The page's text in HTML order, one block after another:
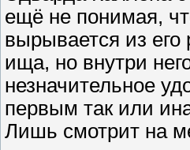
ещё не понимая,
вырывается из его
ища, но внутри
незначительное
первым так или
Лишь смотрит на